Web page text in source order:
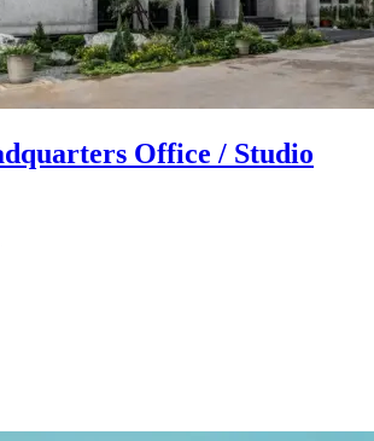
Office / Studio